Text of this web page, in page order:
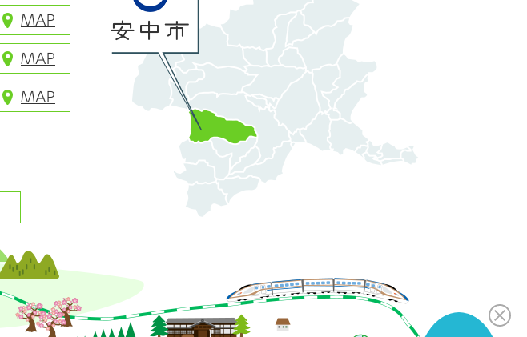
MAP
MAP
MAP